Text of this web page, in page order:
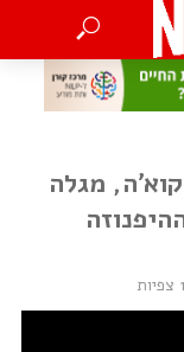
מגלה